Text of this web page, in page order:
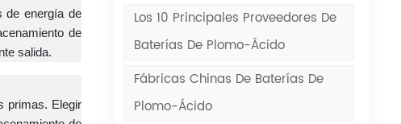
Los 10 Principales Proveedores De
Baterías De Plomo-Ácido
Fábricas Chinas De Baterías De
Plomo-Ácido
de energía de
de
salida.
primas. Elegir